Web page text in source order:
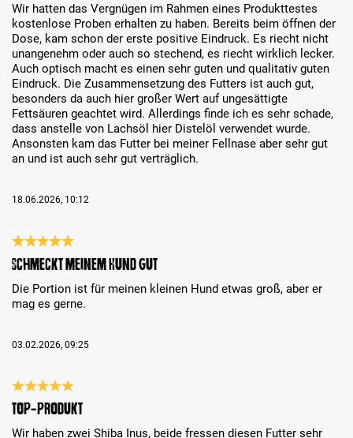
Wir hatten das Vergnügen im Rahmen eines Produkttestes
kostenlose Proben erhalten zu haben. Bereits beim öffnen der
Dose, kam schon der erste positive Eindruck. Es riecht nicht
unangenehm oder auch so stechend, es riecht wirklich lecker.
Auch optisch macht es einen sehr guten und qualitativ guten
Eindruck. Die Zusammensetzung des Futters ist auch gut,
besonders da auch hier großer Wert auf ungesättigte
Fettsäuren geachtet wird. Allerdings finde ich es sehr schade,
dass anstelle von Lachsöl hier Distelöl verwendet wurde.
Ansonsten kam das Futter bei meiner Fellnase aber sehr gut
an und ist auch sehr gut verträglich.
18.06.2026, 10:12
Bewertung mit 5 von 5 Sternen
Schmeckt meinem Hund gut
Die Portion ist für meinen kleinen Hund etwas groß, aber er
mag es gerne.
03.02.2026, 09:25
Bewertung mit 5 von 5 Sternen
TOP-Produkt
Wir haben zwei Shiba Inus, beide fressen diesen Futter sehr